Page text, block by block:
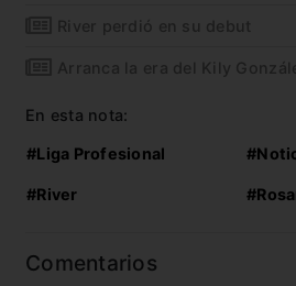
River perdió en su debut
Arranca la era del Kily
En esta nota:
#Liga Profesional
#River
Comentarios